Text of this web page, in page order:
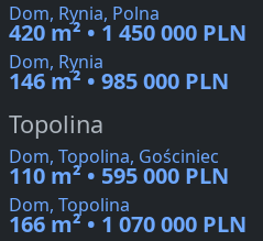
Dom, Rynia, Polna
420 m² • 1 450 000 PLN
Dom, Rynia
146 m² • 985 000 PLN
Topolina
Dom, Topolina, Gościniec
110 m² • 595 000 PLN
Dom, Topolina
166 m² • 1 070 000 PLN